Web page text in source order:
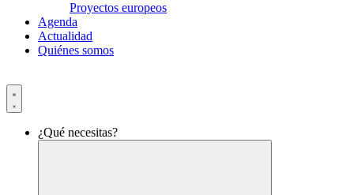
Proyectos europeos
Agenda
Actualidad
Quiénes somos
¿Qué necesitas?